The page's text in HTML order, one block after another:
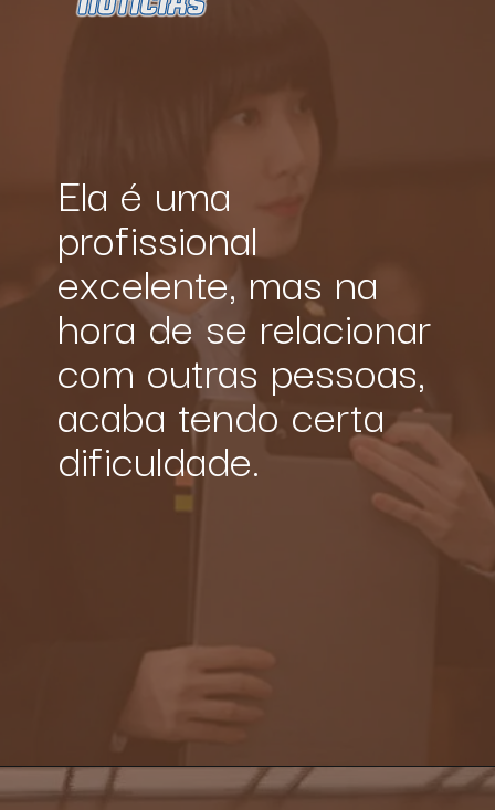
Ela é uma
profissional
excelente, mas na
hora de se relacionar
com outras pessoas,
acaba tendo certa
dificuldade.